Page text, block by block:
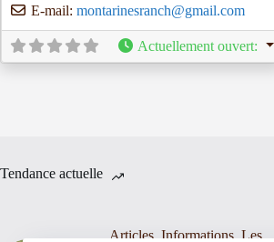
E-mail: montarinesranch@gmail.com
Actuellement ouvert:
Tendance actuelle
Articles,Informations,Les